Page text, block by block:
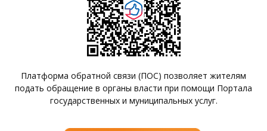
Платформа обратной связи (ПОС) позволяет жителям
подать обращение в органы власти при помощи Портала
государственных и муниципальных услуг.